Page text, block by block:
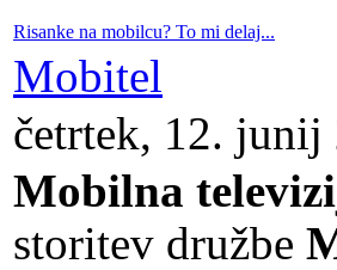
Risanke na mobilcu? To mi delaj...
Mobitel
četrtek, 12. junij
Mobilna
storitev družbe